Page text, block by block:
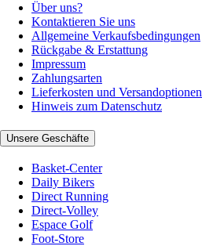
Über uns?
Kontaktieren Sie uns
Allgemeine Verkaufsbedingungen
Rückgabe & Erstattung
Impressum
Zahlungsarten
Lieferkosten und Versandoptionen
Hinweis zum Datenschutz
Unsere Geschäfte
Basket-Center
Daily Bikers
Direct Running
Direct-Volley
Espace Golf
Foot-Store